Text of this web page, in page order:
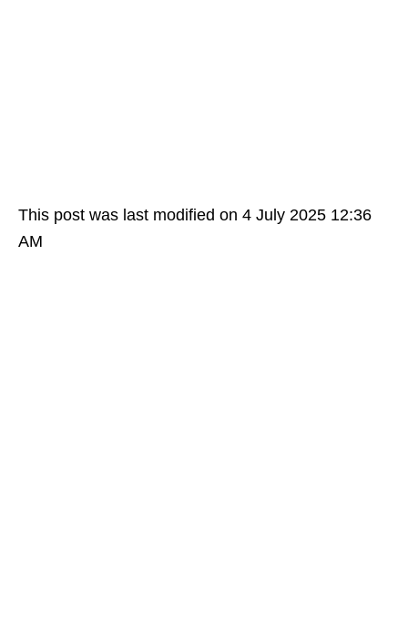
This post was last modified on 4 July 2025 12:36
AM